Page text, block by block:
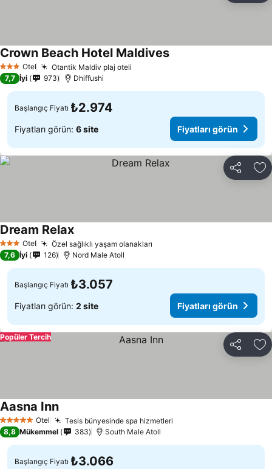
3 YıldızOtel Otantik Maldiv plaj oteli
Crown Beach Hotel MaldivesFiyatları görün
7,7 İyi 973 Dhiffushi
Başlangıç Fiyatı ₺2.974
Fiyatları görün: 6 site Fiyatları görün
Paylaş
3 YıldızOtel Özel sağlıklı yaşam olanakları
Dream RelaxFiyatları görün
7,6 İyi 126 Nord Male Atoll
Başlangıç Fiyatı ₺3.057
Fiyatları görün: 2 site Fiyatları görün
Paylaş
Popüler Tercih
5 Yıldız Otel Tesis bünyesinde spa hizmetleri
Aasna InnFiyatları görün
8,8 Mükemmel 383 South Male Atoll
Başlangıç Fiyatı ₺3.066